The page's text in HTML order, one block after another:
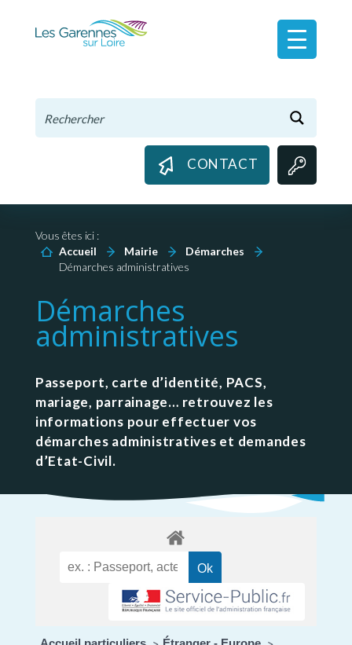
CONTACT
Vous êtes ici :
Accueil
Mairie
Démarches
Démarches administratives
Démarches
administratives
Passeport, carte d’identité, PACS,
mariage, parrainage… retrouvez les
informations pour effectuer vos
démarches administratives et demandes
d’Etat-Civil.